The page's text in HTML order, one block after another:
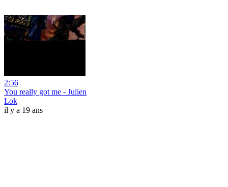
2:56
You really got me - Julien
Lok
il y a 19 ans